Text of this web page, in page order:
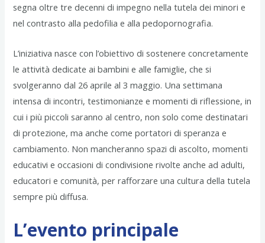
segna oltre tre decenni di impegno nella tutela dei minori e
nel contrasto alla pedofilia e alla pedopornografia.
L’iniziativa nasce con l’obiettivo di sostenere concretamente
le attività dedicate ai bambini e alle famiglie, che si
svolgeranno dal 26 aprile al 3 maggio. Una settimana
intensa di incontri, testimonianze e momenti di riflessione, in
cui i più piccoli saranno al centro, non solo come destinatari
di protezione, ma anche come portatori di speranza e
cambiamento. Non mancheranno spazi di ascolto, momenti
educativi e occasioni di condivisione rivolte anche ad adulti,
educatori e comunità, per rafforzare una cultura della tutela
sempre più diffusa.
L’evento principale